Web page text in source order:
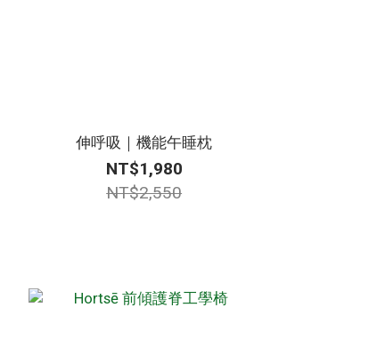
伸呼吸｜機能午睡枕
NT$1,980
NT$2,550